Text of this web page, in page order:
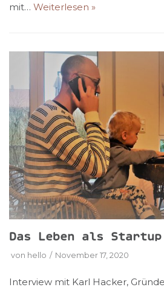
mit… Weiterlesen »
Das Leben als Startup
von hello November 17, 2020
Interview mit Karl Hacker,